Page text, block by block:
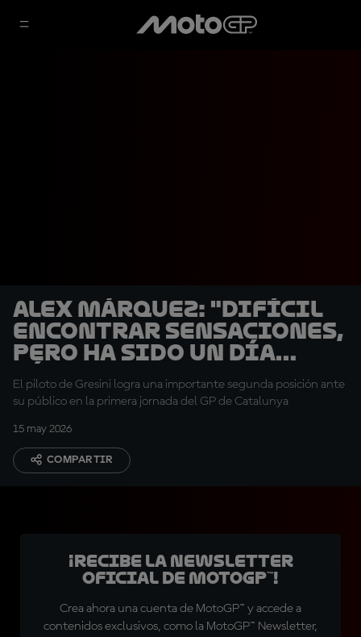
Alex Márquez: "Difícil
encontrar sensaciones,
pero ha sido un día
sólido"
El piloto de Gresini logra una importante segunda posición ante
su público en la primera jornada del GP de Catalunya
15 may 2026
COMPARTIR
¡Recibe la Newsletter
oficial de MotoGP™!
Crea ahora una cuenta de MotoGP™ y accede a
contenidos exclusivos, como la MotoGP™ Newsletter,